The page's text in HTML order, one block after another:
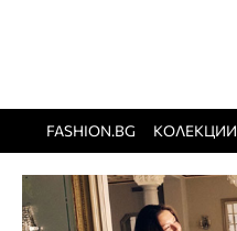
FASHION.BG КОЛЕКЦИИ